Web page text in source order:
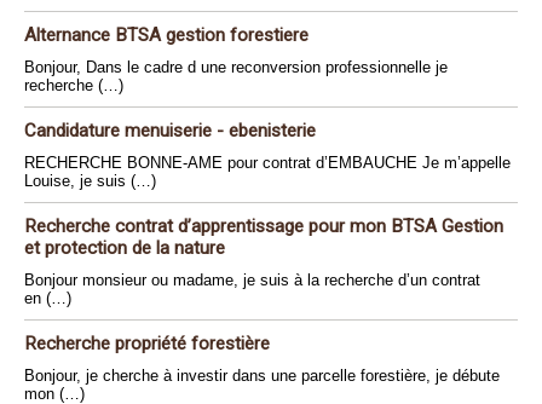
Alternance BTSA gestion forestiere
Bonjour, Dans le cadre d une reconversion professionnelle je
recherche (…)
Candidature menuiserie - ebenisterie
RECHERCHE BONNE-AME pour contrat d’EMBAUCHE Je m’appelle
Louise, je suis (…)
Recherche contrat d’apprentissage pour mon BTSA Gestion
et protection de la nature
Bonjour monsieur ou madame, je suis à la recherche d’un contrat
en (…)
Recherche propriété forestière
Bonjour, je cherche à investir dans une parcelle forestière, je débute
mon (…)